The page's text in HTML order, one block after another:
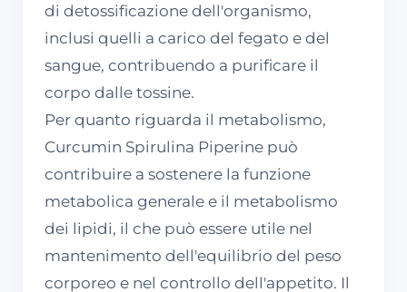
di detossificazione dell'organismo,
inclusi quelli a carico del fegato e del
sangue, contribuendo a purificare il
corpo dalle tossine.
Per quanto riguarda il metabolismo,
Curcumin Spirulina Piperine può
contribuire a sostenere la funzione
metabolica generale e il metabolismo
dei lipidi, il che può essere utile nel
mantenimento dell'equilibrio del peso
corporeo e nel controllo dell'appetito. Il